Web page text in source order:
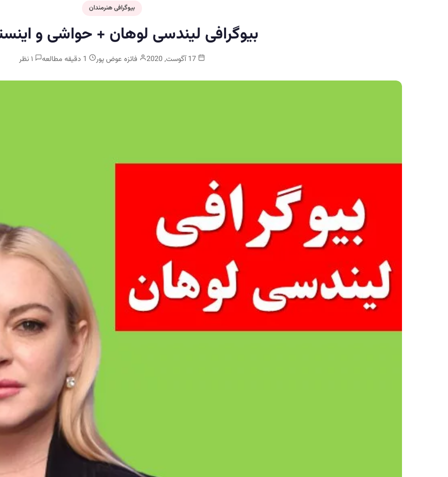
بیوگرافی هنرمندان
بیوگرافی لیندسی لوهان + حواشی و
فائزه عوض پور